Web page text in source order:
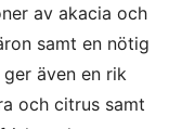
av akacia och
samt en nötig
även en rik
och citrus samt